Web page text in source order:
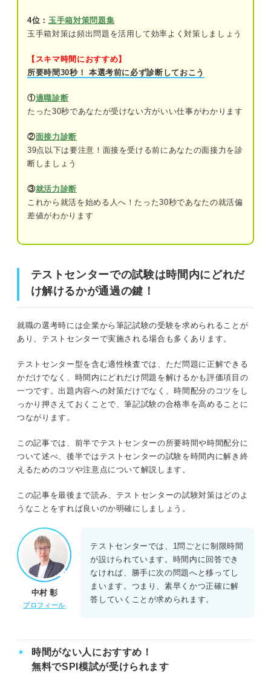
項目を洗い出す
にする
それぞれの問題で目安の時間を決めて解く
する
選考に悪影響を及ぼす可能性も！ テストセンター
予約時刻から15分以上遅刻するとキャンセ
試験会場に時計は持ち込めない
策で後悔なく突破しよう！
4位： 玉手箱対策問題集
玉手箱対策は頻出問題を活用して効率よく対策しましょう
【スキマ時間におすすめ】
所要時間30秒！ 本選考前に必ず診断しておこう
①適職診断
たった30秒であなたが受けない方がいい仕事がわかります
②面接力診断
39点以下は要注意！面接を受ける前にあなたの面接力を診
断しましょう
③就活力診断
これから就活を始める人へ！たった30秒であなたの就活偏
差値がわかります
テストセンターでの試験は時間内にどれだ
け解けるかが通過の鍵！
就職の選考時には企業から筆記試験の受験を求められることが
あり、テストセンターで実施される場合も多くあります。
テストセンター型を含む適性検査では、ただ問題に正解できる
かだけでなく、時間内にどれだけ問題を解けるかも評価項目の
一つです。出題内容への対策だけでなく、時間配分のコツをし
っかり押さえておくことで、筆記試験の合格率を高めることに
つながります。
この記事では、前半でテストセンターの所要時間や時間配分に
ついて述べ、後半ではテストセンターの試験を時間内に解き終
えるためのコツや注意点について解説します。
この記事を最後まで読み、テストセンターの試験対策はどのよ
うなことをすれば良いのか明確にしましょう。
中村 彰
プロフィール
テストセンターでは、1問ごとに制限時間
が設けられています。時間内に回答でき
なければ、勝手に次の問題へと移ってし
まいます。つまり、素早くかつ正確に解
答していくことが求められます。
時間がない人におすすめ！
無料でSPI模試が受けられます
過の鍵！
テストセンターの所要時間は60〜80分！ 自分が受ける検
SPI：能力検査と性格検査で65分
C-GAB：知的能力検査が40分
テストセンターで時間内に問題を解く2つのコツ
②メモ用紙に計算や図を書きながら解く
しっかり対策しよう！ テストセンターで時間内に問題を
解き終える練習方法
時間を気にせず問題を解いて時間のかかる項目を洗い出す
間違えた原因と自分の苦手な項目を明らかにする
基本的な公式や出題パターンを理解して効率的に解答できるよ
うにする
模擬試験などで時間内に解けるように練習する